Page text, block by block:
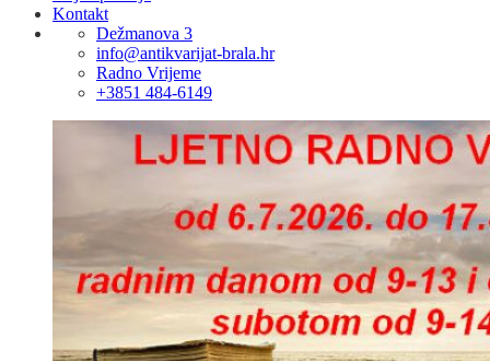
Kontakt
Dežmanova 3
info@antikvarijat-brala.hr
Radno Vrijeme
+3851 484-6149